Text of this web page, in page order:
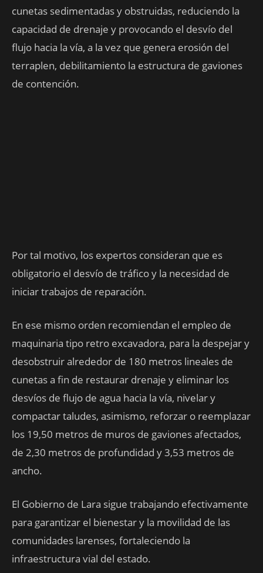
cunetas sedimentadas y obstruidas, reduciendo la
capacidad de drenaje y provocando el desvío del
flujo hacia la vía, a la vez que genera erosión del
terraplen, debilitamiento la estructura de gaviones
de contención.
Por tal motivo, los expertos consideran que es
obligatorio el desvío de tráfico y la necesidad de
iniciar trabajos de reparación.
En ese mismo orden recomiendan el empleo de
maquinaria tipo retro excavadora, para la despejar y
desobstruir alrededor de 180 metros lineales de
cunetas a fin de restaurar drenaje y eliminar los
desvíos de flujo de agua hacia la vía, nivelar y
compactar taludes, asimismo, reforzar o reemplazar
los 19,50 metros de muros de gaviones afectados,
de 2,30 metros de profundidad y 3,53 metros de
ancho.
El Gobierno de Lara sigue trabajando efectivamente
para garantizar el bienestar y la movilidad de las
comunidades larenses, fortaleciendo la
infraestructura vial del estado.